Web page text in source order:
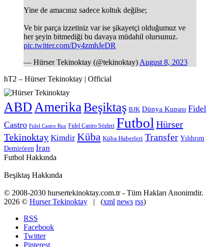
Yine de amacınız sadece koltuk değilse;
Ve bir parça izzetiniz var ise şikayetçi olduğumuz ve
her şeyin bitmediği bu davaya müdahil olursunuz.
pic.twitter.com/Dy4zmhJeDR
— Hürser Tekinoktay (@tekinoktay) August 8, 2023
hT2 – Hürser Tekinoktay | Official
ABDAmerikaBeşiktaş BJK Dünya Kupası Fidel
Castro Fidel Castro Ruz Fidel Castro Sözleri Futbol Hürser
Tekinoktay Kimdir Küba Küba Haberleri Transfer Yıldırım
Demirören İran
Futbol Hakkında
Beşiktaş Hakkında
© 2008-2030 hursertekinoktay.com.tr - Tüm Hakları Anonimdir.
2026 © Hurser Tekinoktay | (xml news rss)
RSS
Facebook
Twitter
Pinterest